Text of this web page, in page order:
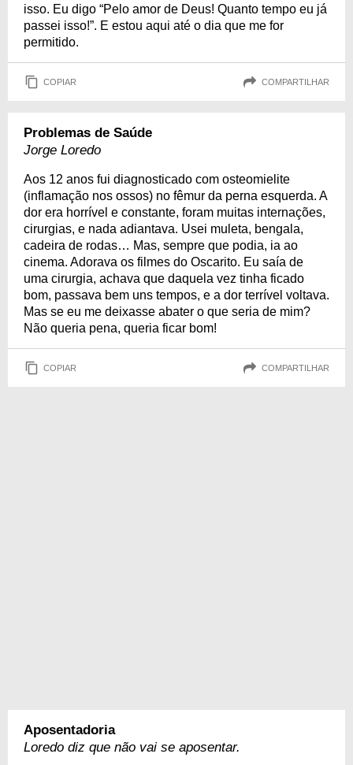
isso. Eu digo “Pelo amor de Deus! Quanto tempo eu já
passei isso!”. E estou aqui até o dia que me for
permitido.
COPIAR COMPARTILHAR
Problemas de Saúde
Jorge Loredo
Aos 12 anos fui diagnosticado com osteomielite
(inflamação nos ossos) no fêmur da perna esquerda. A
dor era horrível e constante, foram muitas internações,
cirurgias, e nada adiantava. Usei muleta, bengala,
cadeira de rodas… Mas, sempre que podia, ia ao
cinema. Adorava os filmes do Oscarito. Eu saía de
uma cirurgia, achava que daquela vez tinha ficado
bom, passava bem uns tempos, e a dor terrível voltava.
Mas se eu me deixasse abater o que seria de mim?
Não queria pena, queria ficar bom!
COPIAR COMPARTILHAR
Aposentadoria
Loredo diz que não vai se aposentar.